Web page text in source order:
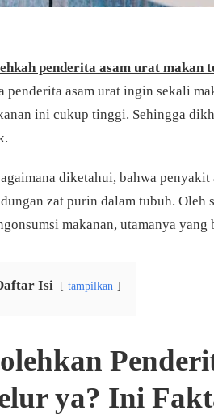
penderita asam urat makan
penderita asam urat ingin sekali
ini cukup tinggi. Sehingga
diketahui, bahwa
zat purin dalam tubuh. Oleh
makanan, utamanya
Isi tampilkan
ya? Ini